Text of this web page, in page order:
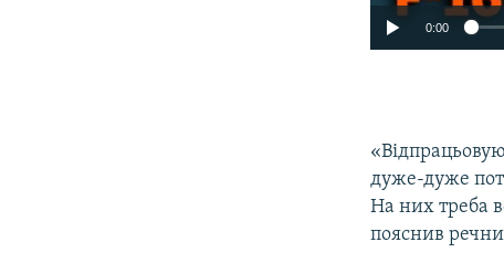
0:00
дуже-дуже
На них треба
пояснив